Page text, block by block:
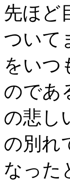
先ほど
ついて
をいつ
のであ
の悲し
の別れ
なった